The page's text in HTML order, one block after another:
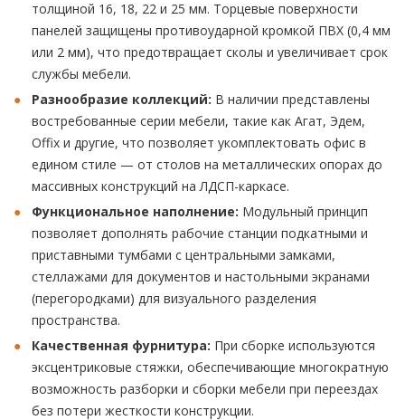
толщиной 16, 18, 22 и 25 мм. Торцевые поверхности
панелей защищены противоударной кромкой ПВХ (0,4 мм
или 2 мм), что предотвращает сколы и увеличивает срок
службы мебели.
Разнообразие коллекций: В наличии представлены
востребованные серии мебели, такие как Агат, Эдем,
Offix и другие, что позволяет укомплектовать офис в
едином стиле — от столов на металлических опорах до
массивных конструкций на ЛДСП-каркасе.
Функциональное наполнение: Модульный принцип
позволяет дополнять рабочие станции подкатными и
приставными тумбами с центральными замками,
стеллажами для документов и настольными экранами
(перегородками) для визуального разделения
пространства.
Качественная фурнитура: При сборке используются
эксцентриковые стяжки, обеспечивающие многократную
возможность разборки и сборки мебели при переездах
без потери жесткости конструкции.